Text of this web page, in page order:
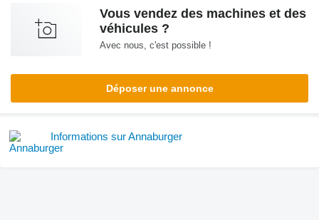
Vous vendez des machines et des
véhicules ?
Avec nous, c'est possible !
Déposer une annonce
Informations sur Annaburger